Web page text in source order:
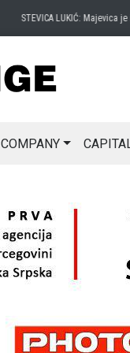
STEVICA LUKIĆ: Majevica je
COMPANY